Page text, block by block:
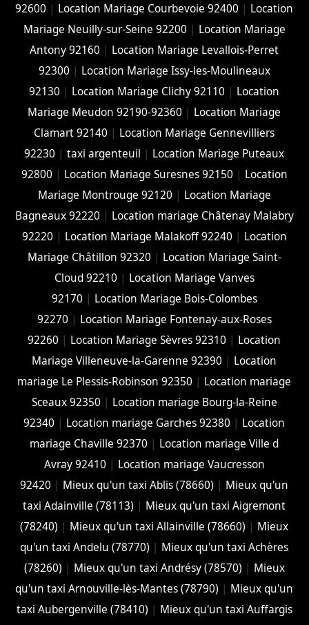
92600 | Location Mariage Courbevoie 92400 | Location
Mariage Neuilly-sur-Seine 92200 | Location Mariage
Antony 92160 | Location Mariage Levallois-Perret
92300 | Location Mariage Issy-les-Moulineaux
92130 | Location Mariage Clichy 92110 | Location
Mariage Meudon 92190-92360 | Location Mariage
Clamart 92140 | Location Mariage Gennevilliers
92230 |taxi argenteuil | Location Mariage Puteaux
92800 | Location Mariage Suresnes 92150 | Location
Mariage Montrouge 92120 | Location Mariage
Bagneaux 92220 | Location mariage Châtenay Malabry
92220 | Location Mariage Malakoff 92240 | Location
Mariage Châtillon 92320 | Location Mariage Saint-
Cloud 92210 | Location Mariage Vanves
92170 | Location Mariage Bois-Colombes
92270 | Location Mariage Fontenay-aux-Roses
92260 | Location Mariage Sèvres 92310 | Location
Mariage Villeneuve-la-Garenne 92390 | Location
mariage Le Plessis-Robinson 92350 | Location mariage
Sceaux 92350 | Location mariage Bourg-la-Reine
92340 | Location mariage Garches 92380 | Location
mariage Chaville 92370 | Location mariage Ville d
Avray 92410 | Location mariage Vaucresson
92420 | Mieux qu'un taxi Ablis (78660) | Mieux qu'un
taxi Adainville (78113) | Mieux qu'un taxi Aigremont
(78240) | Mieux qu'un taxi Allainville (78660) | Mieux
qu'un taxi Andelu (78770) | Mieux qu'un taxi Achères
(78260) | Mieux qu'un taxi Andrésy (78570) | Mieux
qu'un taxi Arnouville-lès-Mantes (78790) | Mieux qu'un
taxi Aubergenville (78410) | Mieux qu'un taxi Auffargis